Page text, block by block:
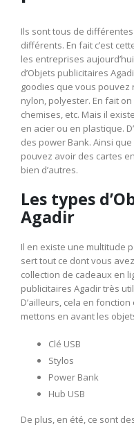
Ils sont tous de
différents. En fait c’est
les entreprises
d’Objets publicitaires
goodies que vous pouvez
nylon, polyester. En fait
chemises, etc. Mais il
en acier ou en plastique.
des power Bank. Ainsi
pouvez avoir des cartes
bien d’autres.
Les types
Agadir
Il en existe une multitude
sert tout ce dont vous
collection de cadeaux en
publicitaires Agadir très
D’ailleurs, cela en
mettons en avant les
Clé USB
Stylos
Power Bank
Hub USB
De plus, en été, ce sont